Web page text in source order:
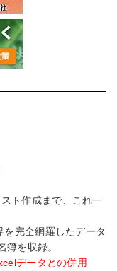
ト作成まで、これ一
完全網羅したデータ
簿を収録。
データとの併用